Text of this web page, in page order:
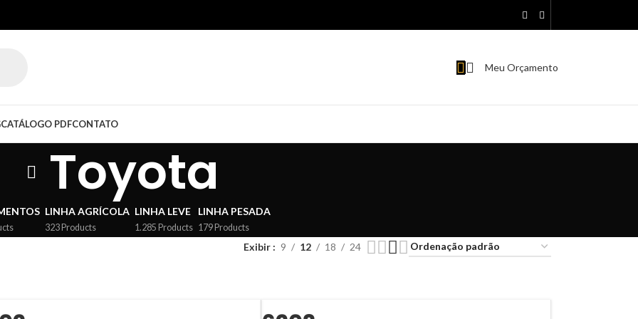
Meu Orçamento
CATÁLOGO PDFCONTATO
Toyota
LINHA AGRÍCOLA
323 Products
LINHA LEVE
1.285 Products
LINHA PESADA
179 Products
Exibir 9 12 18 24